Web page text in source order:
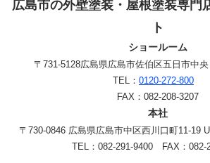
広島市の外壁塗装・屋根塗装専門
ト
ショールーム
〒731-5128広島県広島市佐伯区五日市中
TEL： 0120-272-800
FAX：082-208-3207
本社
〒730-0846 広島県広島市中区西川口町11-19
TEL：082-291-9400 FAX：082-